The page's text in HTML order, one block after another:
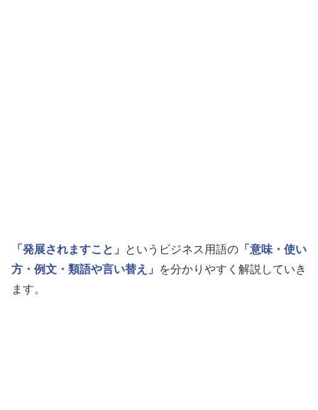
「発展されますこと」 というビジネス用語の 「意味・使い
方・例文・類語や言い替え」
を分かりやすく解説していき
ます。